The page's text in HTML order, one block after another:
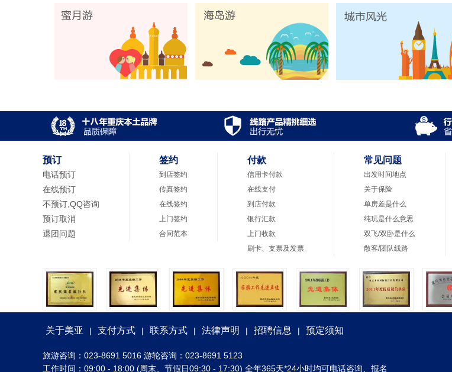
预订
电话预订
在线预订
不预订,QQ咨询
预订取消
退团问题
签约
到店签约
传真签约
在线签约
上门签约
合同范本
付款
信用卡付款
在线支付
到店付款
银行汇款
上门收款
刷卡、支票及发票
常见问题
出发时间地点
关于保险
单房差是什么
纯玩是什么意思
双飞/双卧是什么
散客/团队线路
关于美亚 | 支付方式 | 联系方式 | 法律声明 | 招聘信息 | 预定须知
旅游咨询：023-8691 5016 游轮咨询：023-8691 5123
工作时间：09:00 - 18:00 (周末、节假日09:30 - 17:30) 全年365天*24小时均可电话咨询、报名